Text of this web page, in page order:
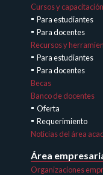
Cursos y capacitación
Para estudiantes
Para docentes
Recursos y
Para estudiantes
Para docentes
Becas
Banco de docentes
Oferta
Requerimiento
Noticias del área
Área
Organizaciones